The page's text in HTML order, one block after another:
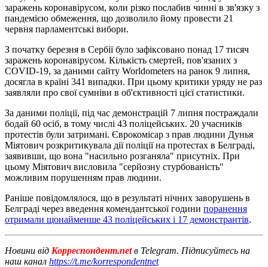
заражень коронавірусом, коли різко послабив чинні в зв'язку з
пандемією обмеження, що дозволило йому провести 21
червня парламентські вибори.
З початку березня в Сербії було зафіксовано понад 17 тисяч
заражень коронавірусом. Кількість смертей, пов'язаних з
COVID-19, за даними сайту Worldometers на ранок 9 липня,
досягла в країні 341 випадки. При цьому критики уряду не раз
заявляли про свої сумніви в об'єктивності цієї статистики.
За даними поліції, під час демонстрацій 7 липня постраждали
бодай 60 осіб, в тому числі 43 поліцейських. 20 учасників
протестів були затримані. Єврокомісар з прав людини Дунья
Міятович розкритикувала дії поліції на протестах в Белграді,
заявивши, що вона "насильно розганяла" присутніх. При
цьому Міятович висловила "серйозну стурбованість"
можливим порушенням прав людини.
Раніше повідомлялося, що в результаті нічних заворушень в
Белграді через введення комендантської години поранення
отримали щонайменше 43 поліцейських і 17 демонстрантів.
Новини від Корреспондент.netв Telegram. Підписуйтесь на
наш канал https://t.me/korrespondentnet